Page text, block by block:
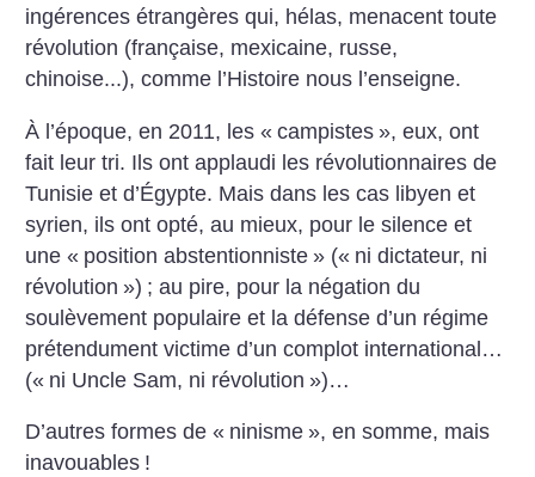
ingérences étrangères qui, hélas, menacent toute
révolution (française, mexicaine, russe,
chinoise...), comme l’Histoire nous l’enseigne.
À l’époque, en 2011, les « campistes », eux, ont
fait leur tri. Ils ont applaudi les révolutionnaires de
Tunisie et d’Égypte. Mais dans les cas libyen et
syrien, ils ont opté, au mieux, pour le silence et
une « position abstentionniste » (« ni dictateur, ni
révolution ») ; au pire, pour la négation du
soulèvement populaire et la défense d’un régime
prétendument victime d’un complot international…
(« ni Uncle Sam, ni révolution »)…
D’autres formes de « ninisme », en somme, mais
inavouables !